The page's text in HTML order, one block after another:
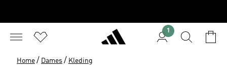
1
Home / Dames / Kleding